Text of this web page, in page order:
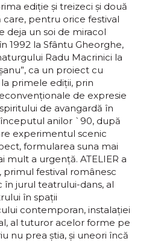
ediție și treizeci și două
care, pentru orice festival
deja un soi de miracol
1992 la Sfântu Gheorghe,
Radu Macrinici la
ca un proiect cu
primele ediții, prin
de expresie
de avangardă în
anilor `90, după
experimentul scenic
formularea suna mai
mult a urgență. ATELIER a
primul festival românesc
jurul teatrului-dans, al
în spații
contemporan, instalației
al tuturor acelor forme pe
nu prea știa, și uneori încă